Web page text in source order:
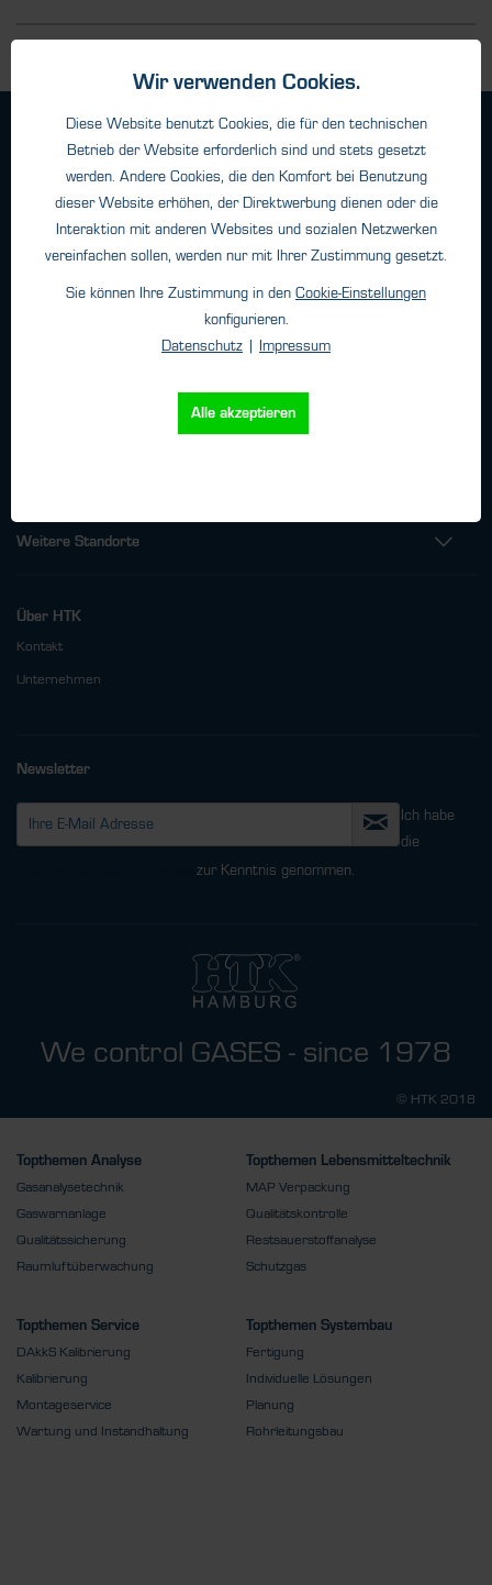
Geschäftsbedingungen
Datenschutz
Impressum
Telefon: +49 (0)40 - 600 38 38 - 0
Fax: +49 (0)40 - 600 38 38 - 99
Weitere Standorte
Über HTK
Kontakt
Unternehmen
Newsletter
Ich habe
die
zur Kenntnis genommen.
We control GASES - since 1978
© HTK 2018
Topthemen Analyse
Gasanalysetechnik
Gaswarnanlage
Qualitätssicherung
Raumluftüberwachung
Topthemen Lebensmitteltechnik
MAP Verpackung
Qualitätskontrolle
Restsauerstoffanalyse
Schutzgas
Topthemen Service
DAkkS Kalibrierung
Kalibrierung
Montageservice
Wartung und Instandhaltung
Topthemen Systembau
Fertigung
Individuelle Lösungen
Planung
Rohrleitungsbau
Wir verwenden Cookies.
Diese Website benutzt Cookies, die für den technischen
Betrieb der Website erforderlich sind und stets gesetzt
werden. Andere Cookies, die den Komfort bei Benutzung
dieser Website erhöhen, der Direktwerbung dienen oder die
Interaktion mit anderen Websites und sozialen Netzwerken
vereinfachen sollen, werden nur mit Ihrer Zustimmung gesetzt.
Sie können Ihre Zustimmung in den Cookie-Einstellungen
konfigurieren.
Datenschutz
Impressum
Alle akzeptieren